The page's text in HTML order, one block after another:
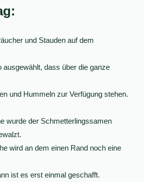
und Stauden auf dem
ausgewählt, dass über die ganze
und Hummeln zur Verfügung stehen.
wurde der Schmetterlingssamen
wird an dem einen Rand noch eine
ist es erst einmal geschafft.